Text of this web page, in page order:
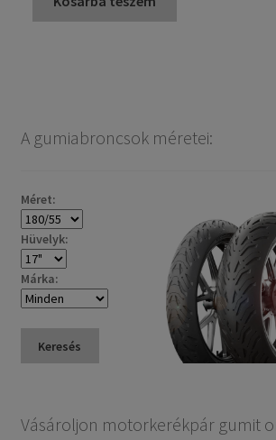
A gumiabroncsok méretei:
Méret:
Hüvelyk:
Márka:
Keresés
Vásároljon motorkerékpár gumit